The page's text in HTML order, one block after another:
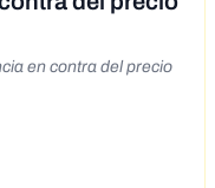
en contra del precio